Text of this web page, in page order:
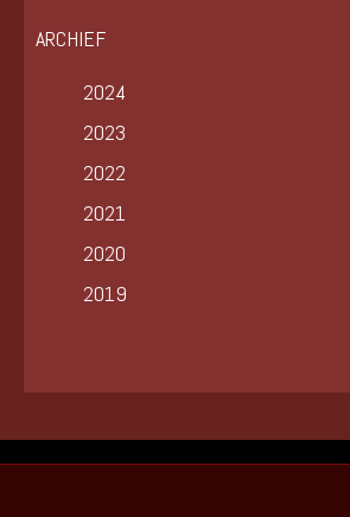
ARCHIEF
2024
2023
2022
2021
2020
2019